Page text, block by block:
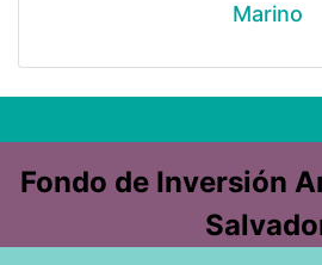
Marino
Fondo de Inversión